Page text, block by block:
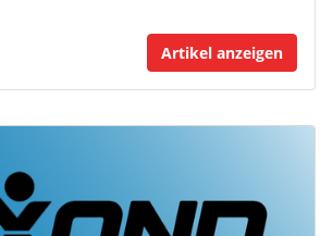
Artikel anzeigen